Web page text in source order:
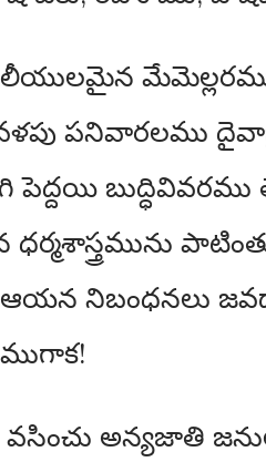
పనివారలము
బుద్ధివివరము
ఆయన నిబంధనలు
అన్యజాతి